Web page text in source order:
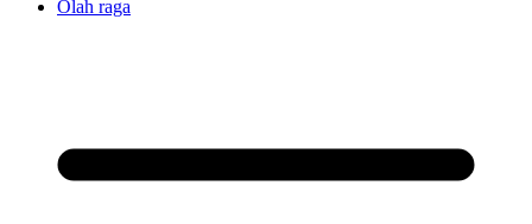
Olah raga